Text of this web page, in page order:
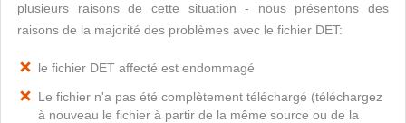
plusieurs raisons de cette situation - nous présentons des
raisons de la majorité des problèmes avec le fichier DET:
le fichier DET affecté est endommagé
Le fichier n'a pas été complètement téléchargé (téléchargez
à nouveau le fichier à partir de la même source ou de la